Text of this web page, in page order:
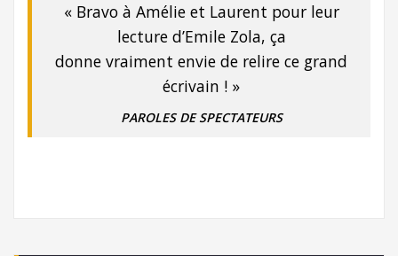
« Bravo à Amélie et Laurent pour leur
lecture d’Emile Zola, ça
donne vraiment envie de relire ce grand
écrivain ! »
PAROLES DE SPECTATEURS